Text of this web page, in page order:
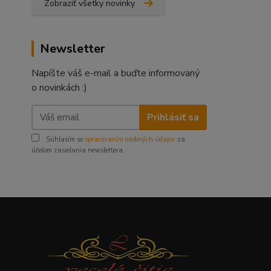
Zobraziť všetky novinky
Newsletter
Napíšte váš e-mail a buďte informovaný
o novinkách :)
Prihlásiť sa
Súhlasím so spracovaním osobných údajov za
účelom zasielania newslettera.